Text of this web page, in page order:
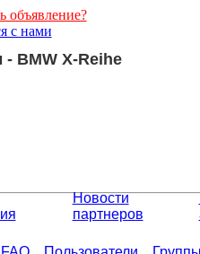
объявление?
с нами
BMW X-Reihe
Новости
партнеров